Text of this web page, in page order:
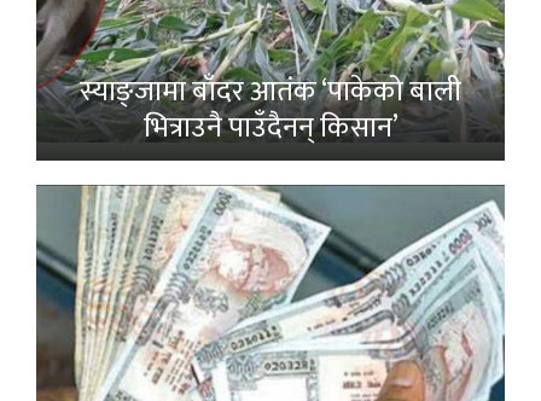
स्याङ्जामा बाँदर आतंक ‘पाकेको बाली
भित्राउनै पाउँदैनन् किसान’